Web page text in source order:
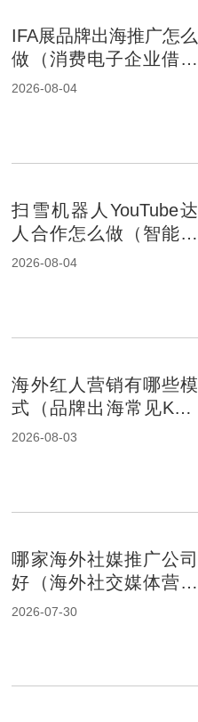
IFA展品牌出海推广怎么
做（消费电子企业借助
展会出海）
2026-08-04
扫雪机器人YouTube达
人合作怎么做（智能家
居品牌出海策略）
2026-08-04
海外红人营销有哪些模
式（品牌出海常见KOL
合作方式解析）
2026-08-03
哪家海外社媒推广公司
好（海外社交媒体营销
服务商推荐）
2026-07-30